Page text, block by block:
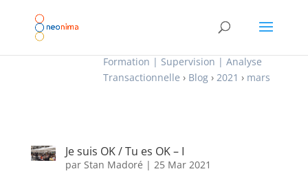
Formation | Supervision | Analyse
Transactionnelle › Blog › 2021 › mars
Je suis OK / Tu es OK – I
par Stan Madoré | 25 Mar 2021